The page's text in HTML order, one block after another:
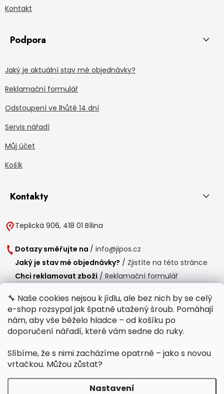
🔧 Naše cookies nejsou k jídlu, ale bez nich by se celý
e-shop rozsypal jak špatně utažený šroub. Pomáhají
nám, aby vše běželo hladce – od košíku po
doporučení nářadí, které vám sedne do ruky.
Slíbíme, že s nimi zacházíme opatrně – jako s novou
vrtačkou. Můžou zůstat?
Nastavení
Kontakt
Podpora
Jaký je aktuální stav mé objednávky?
Reklamační formulář
Odstoupení ve lhůtě 14 dní
Servis nářadí
Můj účet
Košík
Kontakty
Teplická 906, 418 01 Bílina
Dotazy směřujte na / info@jipos.cz
Jaký je stav mé objednávky? / Zjistíte na této stránce
Chci reklamovat zboží / Reklamační formulář
Provozní doba
Po-Čt / 8:00 - 15:00
Polední přestávka /11:00 - 11:30